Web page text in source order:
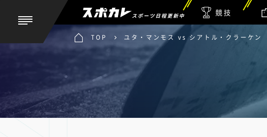
スポーツ日程更新中 競技
TOP ユタ・マンモス vs シアトル・クラーケン